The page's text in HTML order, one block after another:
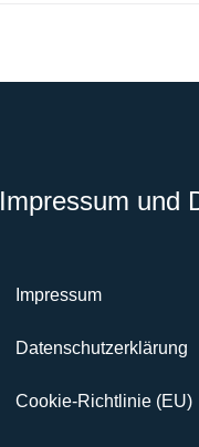
Impressum und
Impressum
Datenschutzerklärung
Cookie-Richtlinie (EU)